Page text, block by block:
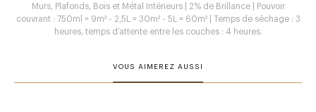
Murs, Plafonds, Bois et Métal Intérieurs | 2% de Brillance | Pouvoir
couvrant : 750ml = 9m² - 2,5L = 30m² - 5L = 60m² | Temps de séchage : 3
heures, temps d’attente entre les couches : 4 heures.
VOUS AIMEREZ AUSSI